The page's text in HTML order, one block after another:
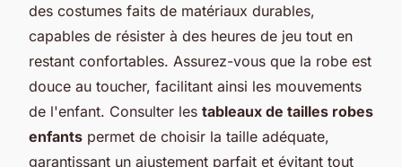
des costumes faits de matériaux durables,
capables de résister à des heures de jeu tout en
restant confortables. Assurez-vous que la robe est
douce au toucher, facilitant ainsi les mouvements
de l'enfant. Consulter les tableaux de tailles robes
enfants permet de choisir la taille adéquate,
garantissant un ajustement parfait et évitant tout